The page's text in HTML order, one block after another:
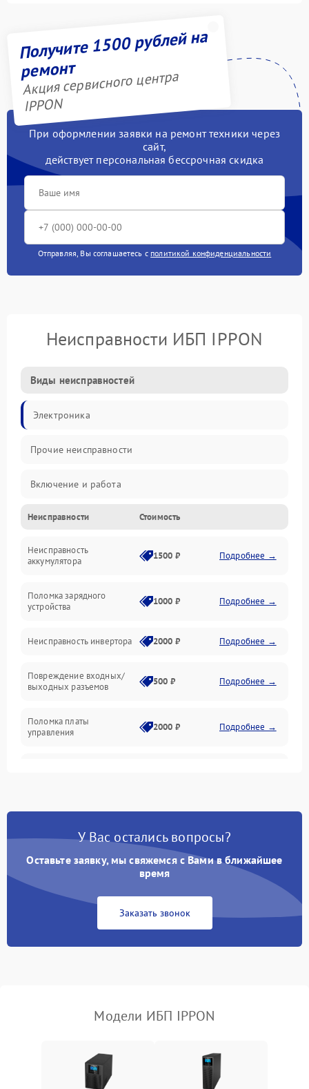
Получите 1500 рублей на
ремонт
Акция сервисного центра
IPPON
При оформлении заявки на ремонт техники через
сайт,
действует персональная бессрочная скидка
Отправляя, Вы соглашаетесь с политикой конфиденциальности
Неисправности ИБП IPPON
Виды неисправностей
Электроника
Прочие неисправности
Включение и работа
Работа с нагрузкой
Звук и индикация
Механические повреждения
Механика
Неисправности Стоимость
Неисправность
аккумулятора
1500 ₽ Подробнее →
Поломка зарядного
устройства
1000 ₽ Подробнее →
Неисправность инвертора 2000 ₽ Подробнее →
Повреждение входных/
выходных разъемов
500 ₽ Подробнее →
Поломка платы
управления
2000 ₽ Подробнее →
Повреждение
Поломка предохранителя 100 ₽ Подробнее →
Неисправность системы
охлаждения
1000 ₽
индикаторов
Неисправность системы
Подробнее →
У Вас остались вопросы?
Оставьте заявку, мы свяжемся с Вами в ближайшее
время
Заказать звонок
Модели ИБП IPPON